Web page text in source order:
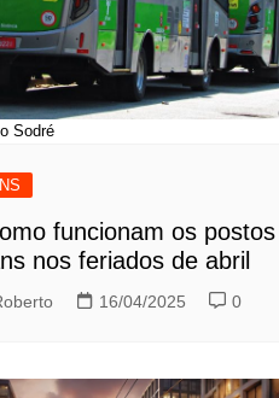
Sodré
funcionam os
nos feriados de abril
16/04/2025 0